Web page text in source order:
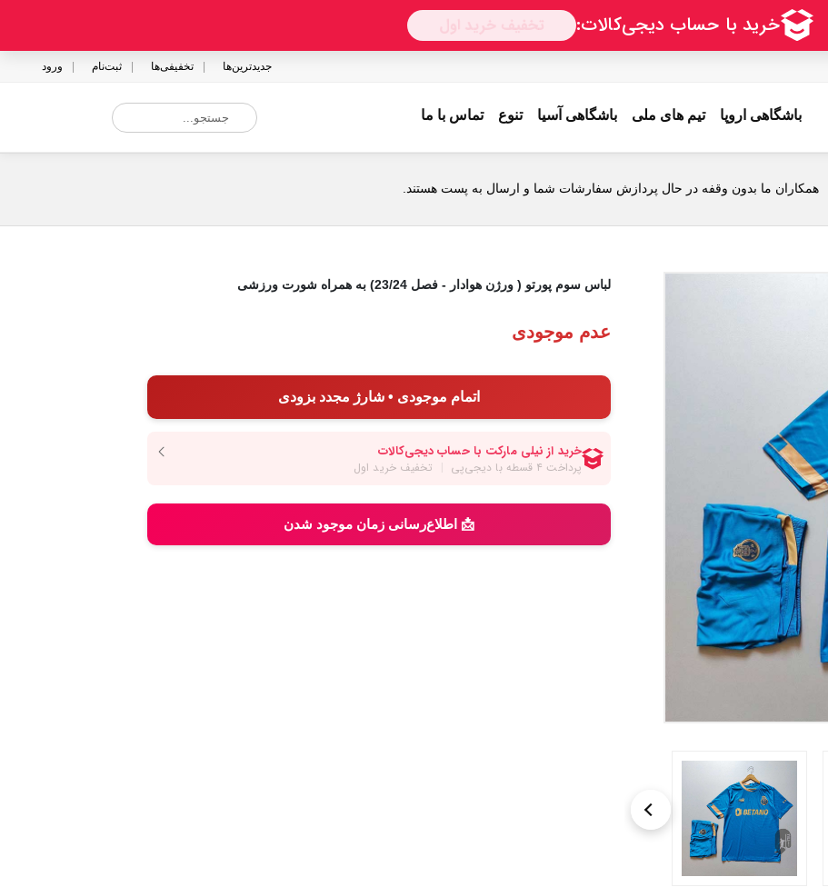
جدیدترین‌ها تخفیفی‌ها ثبت‌نام ورود
باشگاهی اروپا تیم های ملی باشگاهی آسیا تنوع تماس با ما
همکاران ما بدون وقفه در حال پردازش سفارشات شما و ارسال به پست هستند.
لباس سوم پورتو ( ورژن هوادار - فصل 23/24) به همراه شورت ورزشی
عدم موجودی
اتمام موجودی • شارژ مجدد بزودی
📩 اطلاع‌رسانی زمان موجود شدن